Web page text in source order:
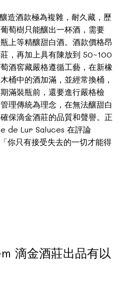
造酒款極為複雜，耐久藏，歷
萄樹只能釀出一杯酒，需要
上等精釀甜白酒。酒款價格昂
，再加上具有陳放到 50~100
酒窖藏嚴格遵循工藝，在新橡
桶中的酒加滿，並經常換桶，
滿裝瓶前，還要進行嚴格檢
理傳統為理念，在無法釀甜白
保滴金酒莊的品質和聲譽。正
de Lur Saluces 在評論
你只有接受失去的一切才能得
滴金酒莊出品有以